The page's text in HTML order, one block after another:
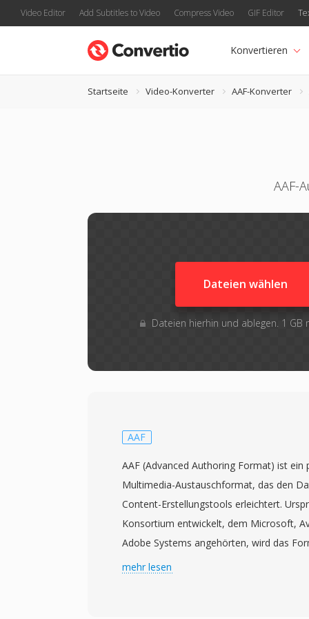
Video Editor Add Subtitles to Video Compress Video GIF Editor
Konvertieren
Startseite Video-Konverter AAF-Konverter
AAF-
Dateien wählen
Dateien hierhin und ablegen. 1
AAF
AAF (Advanced Authoring Format) ist ein
Multimedia-Austauschformat, das den
Content-Erstellungstools erleichtert.
Konsortium entwickelt, dem Microsoft,
Adobe Systems angehörten, wird das
Advanced Media Workflow Association
mehr lesen